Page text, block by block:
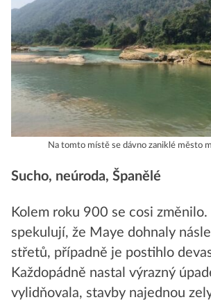
Na tomto místě se dávno zaniklé město
Sucho, neúroda, Španělé
Kolem roku 900 se cosi
spekulují, že Maye dohnaly
střetů, případně je postihlo
Každopádně nastal výrazný
vylidňovala, stavby najednou